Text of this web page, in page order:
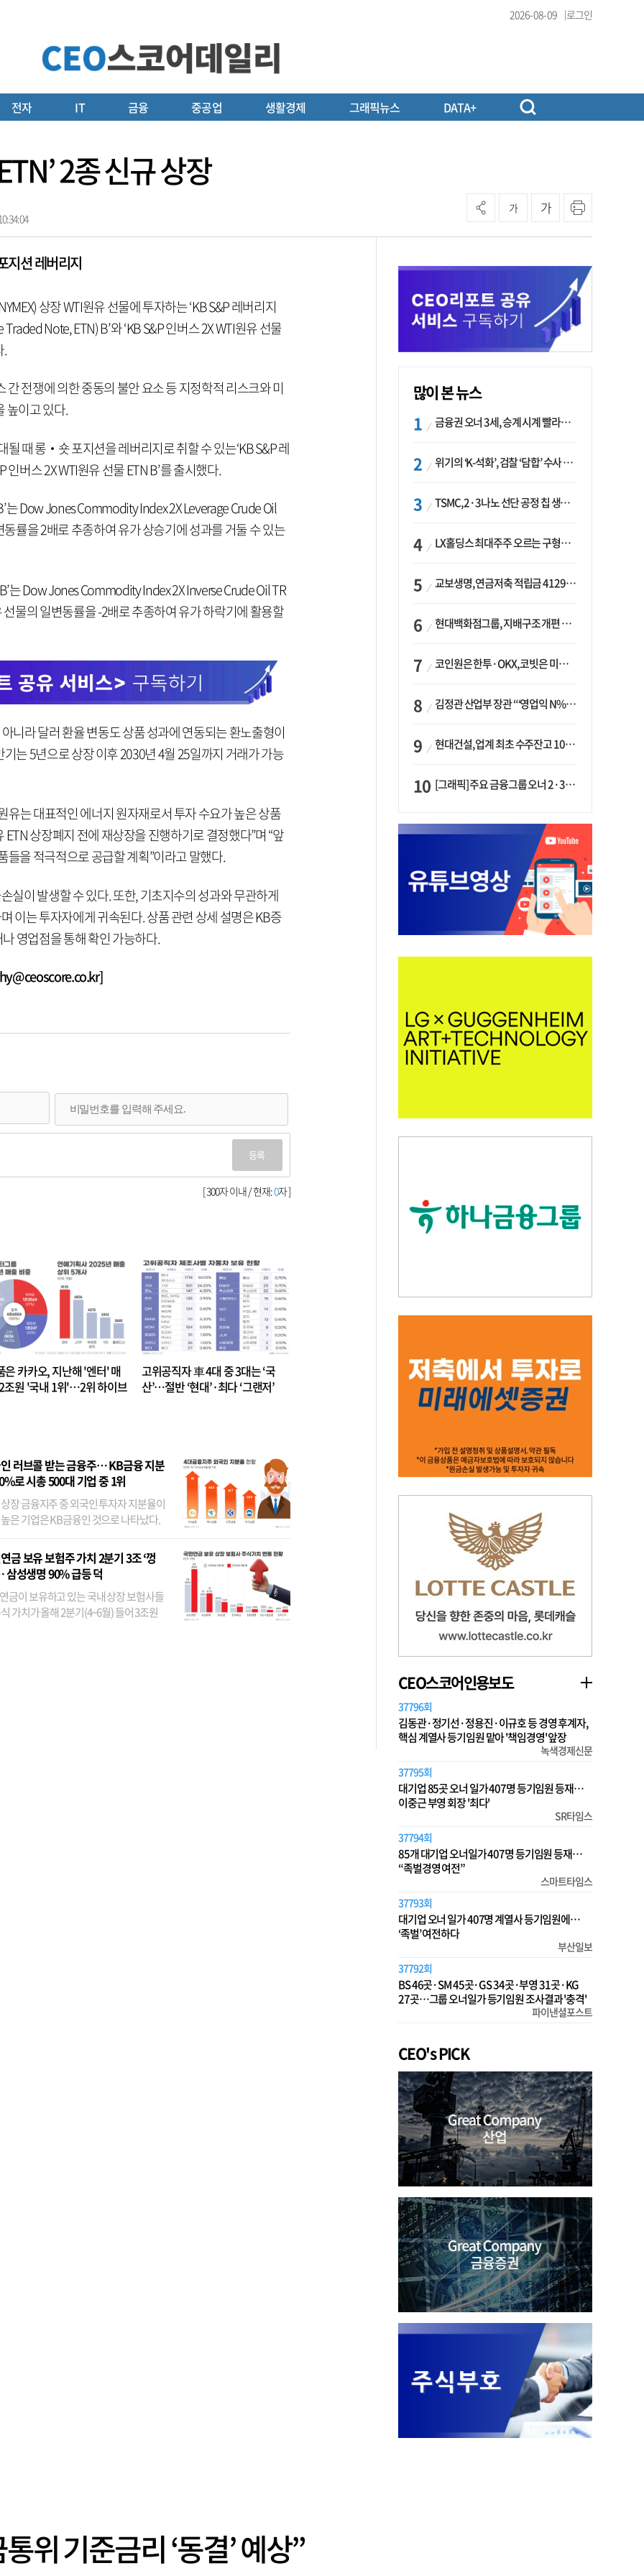
2026-08-09 로그인
전자 IT 금융 중공업 생활경제 그래픽뉴스 DATA+
2종 신규 상장
가 가
지션 레버리지
상장 WTI원유 선물에 투자하는 ‘KB S&P 레버리지
Note, ETN) B’와 ‘KB S&P 인버스 2X WTI원유 선물
.
전쟁에 의한 중동의 불안 요소 등 지정학적 리스크와 미
높이고 있다.
될 때 롱‧숏 포지션을 레버리지로 취할 수 있는‘KB S&P 레
인버스 2X WTI원유 선물 ETN B’를 출시했다.
는 Dow Jones Commodity Index 2X Leverage Crude Oil
률을 2배로 추종하여 유가 상승기에 성과를 거둘 수 있는
는 Dow Jones Commodity Index 2X Inverse Crude Oil TR
물의 일변동률을 -2배로 추종하여 유가 하락기에 활용할
니라 달러 환율 변동도 상품 성과에 연동되는 환노출형이
는 5년으로 상장 이후 2030년 4월 25일까지 거래가 가능
유는 대표적인 에너지 원자재로서 투자 수요가 높은 상품
상장폐지 전에 재상장을 진행하기로 결정했다”며 “앞
들을 적극적으로 공급할 계획”이라고 말했다.
실이 발생할 수 있다. 또한, 기초지수의 성과와 무관하게
이는 투자자에게 귀속된다. 상품 관련 상세 설명은 KB증
영업점을 통해 확인 가능하다.
등록
[ 300자 이내 / 현재:0자 ]
은 카카오, 지난해 '엔터' 매
조원 '국내 1위'…2위 하이브
고위공직자 車 4대 중 3대는 ‘국
산’…절반 ‘현대’·최다 ‘그랜저’
러브콜 받는 금융주… KB금융 지분
로 시총 500대 기업 중 1위
장 금융지주 중 외국인 투자자 지분율이
은 기업은 KB금융인 것으로 나타났다.
다. 특히 KB금융은 지난달 말 기준 해외
자자 지분율이...
금 보유 보험주 가치 2분기 3조 ‘껑
삼성생명 90% 급등 덕
금이 보유하고 있는 국내 상장 보험사들
가치가 올해 2분기(4~6월) 들어 3조원
많이 본 뉴스
금융권 오너 3세, 승계 시계 빨라지나…한국투자 ‘속도’·미래에셋·메리츠는 ‘거리두기’
위기의 ‘K-석화’, 검찰 ‘담합’ 수사 착수…“LG·한화·롯데 등 7개 업체, 8개 제품 가격 담합”
TSMC, 2·3나노 선단 공정 칩 생산 가속화…삼성, 파운드리 확장 변수 맞나
LX홀딩스 최대주주 오르는 구형모 사장…계열사 실적 개선 ‘과제’
교보생명, 연금저축 적립금 4129억 증가 ‘1위’…KB라이프는 최대 감소율
현대백화점그룹, 지배구조 개편 작업…지주사 행위제한 요건 해소
코인원은 한투·OKX, 코빗은 미래에셋…중소 거래소 ‘금융 동맹’ 승부수
김정관 산업부 장관 “‘영업익 N% 성과급’ 지급 반대…주주·투자자 이익 반해”
현대건설, 업계 최초 수주잔고 100조 돌파…하반기 ‘원전’ 수주 드라이브
[그래픽] 주요 금융그룹 오너 2·3세 현황
CEO스코어인용보도
37796회
김동관·정기선·정용진·이규호 등 경영 후계자,
핵심 계열사 등기임원 맡아 '책임경영' 앞장
녹색경제신문
37795회
대기업 85곳 오너 일가 407명 등기임원 등재…
이중근 부영 회장 '최다'
SR타임스
37794회
85개 대기업 오너일가 407명 등기임원 등재…
“족벌경영 여전”
스마트타임스
37793회
대기업 오너 일가 407명 계열사 등기임원에…
‘족벌’ 여전하다
부산일보
37792회
BS 46곳·SM 45곳·GS 34곳·부영 31곳·KG
27곳…그룹 오너일가 등기임원 조사결과 '충격'
파이낸셜포스트
CEO's PICK
위 기준금리 ‘동결’ 예상”